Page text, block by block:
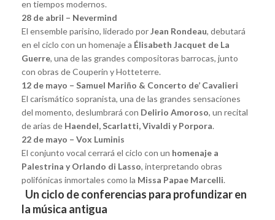
en tiempos modernos.
28 de abril – Nevermind
El ensemble parisino, liderado porJean Rondeau, debutará
en el ciclo con un homenaje a Élisabeth Jacquet de La
Guerre, una de las grandes compositoras barrocas, junto
con obras de Couperin y Hotteterre.
12 de mayo – Samuel Mariño & Concerto de’ Cavalieri
El carismático sopranista, una de las grandes sensaciones
del momento, deslumbrará con Delirio Amoroso, un recital
de arias de Haendel, Scarlatti, Vivaldi y Porpora.
22 de mayo – Vox Luminis
El conjunto vocal cerrará el ciclo con un homenaje a
Palestrina y Orlando di Lasso, interpretando obras
polifónicas inmortales como la Missa Papae Marcelli.
Un ciclo de conferencias para profundizar en
la música antigua